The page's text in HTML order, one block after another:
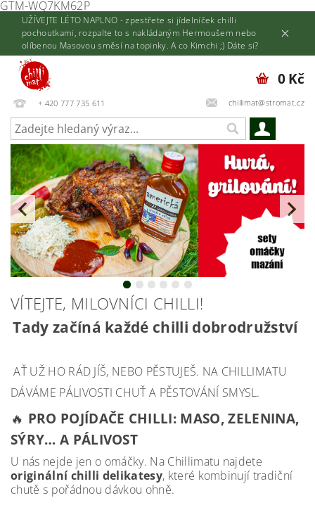
GTM-WQ7KM62P
UŽÍVEJTE LÉTO NAPLNO - zpestřete si jídelníček chilli
pochoutkami, rozpalte to s nakládaným Hermoušem nebo
olíbenou Masovou směsí na topinky. A co Kimchi ;) Dáte si?
+ 420 777 735 611 chillimat@stromat.cz
0 Kč
VÍTEJTE, MILOVNÍCI CHILLI!
Tady začíná každé chilli dobrodružství
AŤ UŽ HO RÁD JÍŠ, NEBO PĚSTUJEŠ. NA CHILLIMATU
DÁVÁME PÁLIVOSTI CHUŤ A PĚSTOVÁNÍ SMYSL.
🔥 PRO POJÍDAČE CHILLI: MASO, ZELENINA,
SÝRY… A PÁLIVOST
U nás nejde jen o omáčky. Na Chillimatu najdete
originální chilli delikatesy, které kombinují tradiční
chutě s pořádnou dávkou ohně.